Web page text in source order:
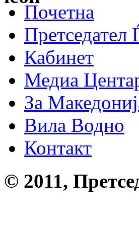
Почетна
Претседател
Кабинет
Медиа
За
Вила Водно
Контакт
© 2011,